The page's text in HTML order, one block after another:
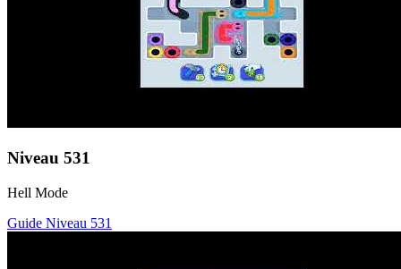
Niveau 531
Hell Mode
Guide Niveau 531